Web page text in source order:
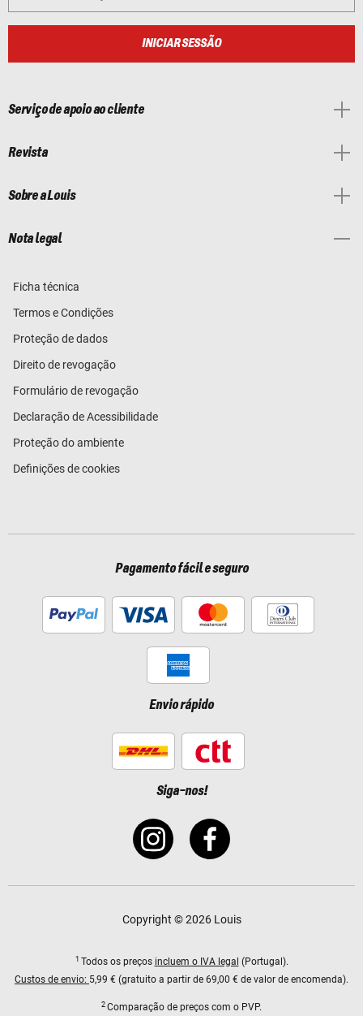
INICIAR SESSÃO
Serviço de apoio ao cliente
Revista
Sobre a Louis
Nota legal
Ficha técnica
Termos e Condições
Proteção de dados
Direito de revogação
Formulário de revogação
Declaração de Acessibilidade
Proteção do ambiente
Definições de cookies
Pagamento fácil e seguro
Envio rápido
Siga-nos!
Copyright © 2026 Louis
1 Todos os preços incluem o IVA legal (Portugal).
Custos de envio: 5,99 € (gratuito a partir de 69,00 € de valor de encomenda).
2 Comparação de preços com o PVP.